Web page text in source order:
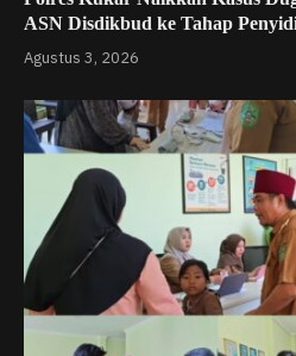
ASN Disdikbud ke Tahap
Agustus 3, 2026